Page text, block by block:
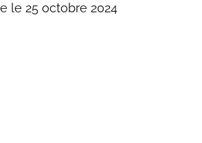
le 25 octobre 2024